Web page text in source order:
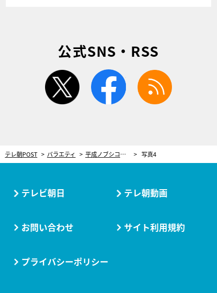
公式SNS・RSS
twitter facebook
テレ朝POST バラエティ 平成ノブシコブシ吉村、最大のしくじり明かす！「マイナンバーカードを申請してなかった」 写真4
テレビ朝日 テレ朝動画
お問い合わせ サイト利用規約
プライバシーポリシー